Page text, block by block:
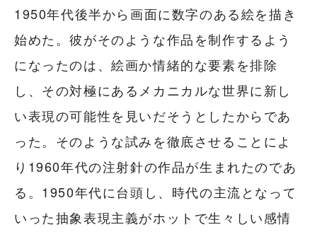
1950年代後半から画面に数字のある絵を描き
始めた。彼がそのような作品を制作するよう
になったのは、絵画か情緒的な要素を排除
し、その対極にあるメカニカルな世界に新し
い表現の可能性を見いだそうとしたからであ
った。そのような試みを徹底させることによ
り1960年代の注射針の作品が生まれたのであ
る。1950年代に台頭し、時代の主流となって
いった抽象表現主義がホットで生々しい感情